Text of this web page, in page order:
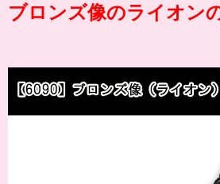
ブロンズ像のライオン